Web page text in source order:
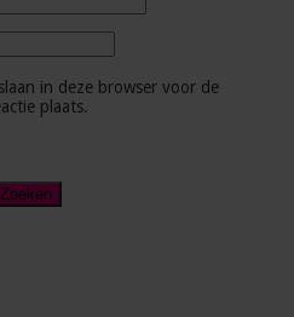
in deze browser voor de
plaats.